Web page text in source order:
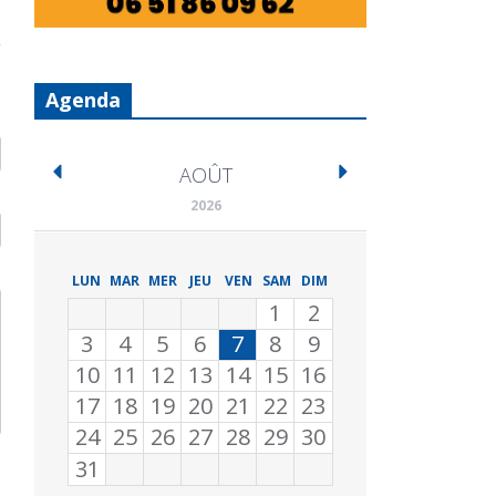
Agenda
AOÛT
2026
LUN MAR MER JEU VEN SAM DIM
1
2
3
4 5 6 7 8
9
10 11 12 13 14 15 16
17 18 19 20 21 22 23
24 25 26 27 28 29 30
31